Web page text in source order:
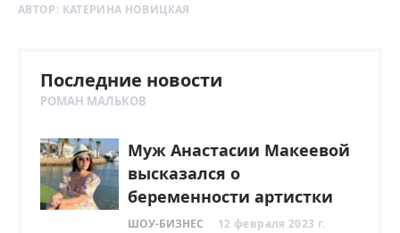
АВТОР: КАТЕРИНА НОВИЦКАЯ
Последние новости
РОМАН МАЛЬКОВ
Муж Анастасии Макеевой
высказался о
беременности артистки
ШОУ-БИЗНЕС 12 февраля 2023 г.